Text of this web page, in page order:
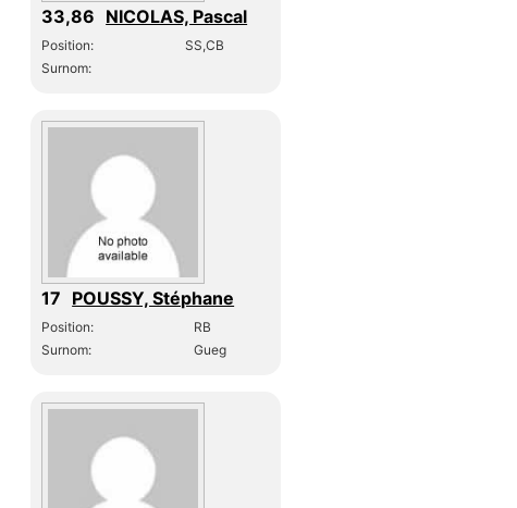
33,86 NICOLAS, Pascal
Position:
SS,CB
Surnom:
17 POUSSY, Stéphane
Position:
RB
Surnom:
Gueg